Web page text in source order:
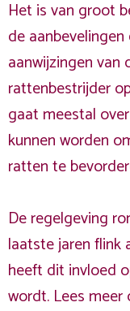
Het is van groot
de aanbevelingen
aanwijzingen van
rattenbestrijder
gaat meestal
kunnen worden
ratten te
De regelgeving
laatste jaren flink
heeft dit invloed
wordt. Lees meer